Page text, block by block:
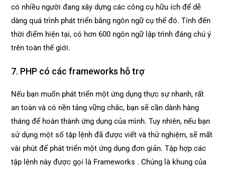
có nhiều người đang xây dựng các công cụ hữu ích để dễ
dàng quá trình phát triển bằng ngôn ngữ cụ thể đó. Tính đến
thời điểm hiện tại, có hơn 600 ngôn ngữ lập trình đáng chú ý
trên toàn thế giới.
7. PHP có các frameworks hỗ trợ
Nếu bạn muốn phát triển một ứng dụng thực sự nhanh, rất
an toàn và có nền tảng vững chắc, bạn sẽ cần dành hàng
tháng để hoàn thành ứng dụng của mình. Tuy nhiên, nếu bạn
sử dụng một số tập lệnh đã được viết và thử nghiệm, sẽ mất
vài phút để phát triển một ứng dụng đơn giản. Tập hợp các
tập lệnh này được gọi là Frameworks . Chúng là khung của